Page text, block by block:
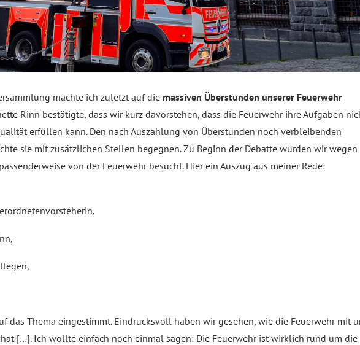
machte ich zuletzt auf die massiven Überstunden unserer Feuerwehr
Rinn bestätigte, dass wir kurz davorstehen, dass die Feuerwehr ihre Aufgaben
erfüllen kann. Den nach Auszahlung von Überstunden noch verbleibenden
sie mit zusätzlichen Stellen begegnen. Zu Beginn der Debatte wurden wir wegen
von der Feuerwehr besucht. Hier ein Auszug aus meiner Rede:
das Thema eingestimmt. Eindrucksvoll haben wir gesehen, wie die Feuerwehr mit
[…]. Ich wollte einfach noch einmal sagen: Die Feuerwehr ist wirklich rund um die